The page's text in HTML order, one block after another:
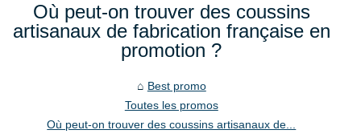
Où peut-on trouver des coussins
artisanaux de fabrication française en
promotion ?
Best promo
Toutes les promos
Où peut-on trouver des coussins artisanaux de...